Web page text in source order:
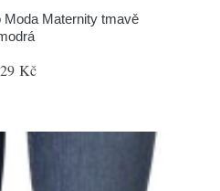
Maternity tmavě
Kč